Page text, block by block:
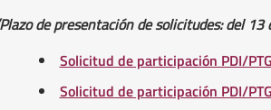
de presentación de solicitudes: del
Solicitud de participación PDI/
Solicitud de participación PDI/